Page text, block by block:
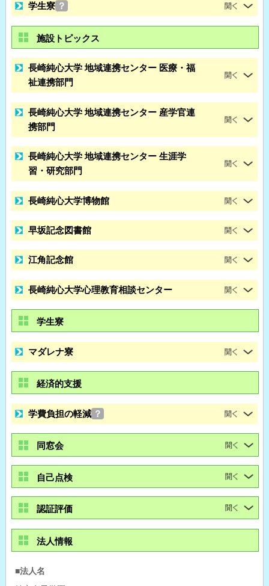
学生寮 ？
施設トピックス
長崎純心大学 地域連携センター 医療・福
祉連携部門
長崎純心大学 地域連携センター 産学官連
携部門
長崎純心大学 地域連携センター 生涯学
習・研究部門
長崎純心大学博物館
早坂記念図書館
江角記念館
長崎純心大学心理教育相談センター
学生寮
マダレナ寮
経済的支援
学費負担の軽減 ？
同窓会
自己点検
認証評価
法人情報
■法人名